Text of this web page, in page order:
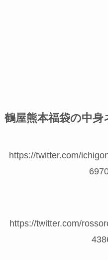
鶴屋熊本福袋の中身
https://twitter.com/
https://twitter.com/